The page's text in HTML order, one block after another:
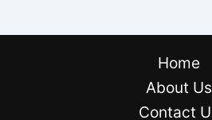
Home
About Us
Contact